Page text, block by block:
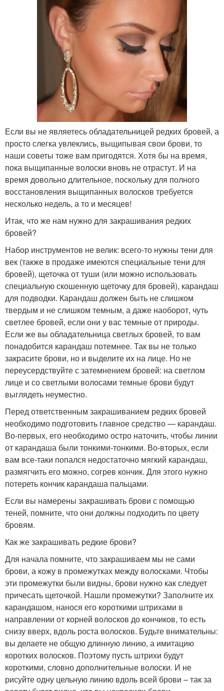
Если вы не являетесь обладательницей редких бровей, а
просто слегка увлеклись, выщипывая свои брови, то
наши советы тоже вам пригодятся. Хотя бы на время,
пока выщипанные волоски вновь не отрастут. И на
время довольно длительное, поскольку для полного
восстановления выщипанных волосков требуется
несколько недель, а то и месяцев!
Итак, что же нам нужно для закрашивания редких
бровей?
Набор инструментов не велик: всего-то нужны тени для
век (также в продаже имеются специальные тени для
бровей), щеточка от туши (или можно использовать
специальную скошенную щеточку для бровей), карандаш
для подводки. Карандаш должен быть не слишком
твердым и не слишком темным, а даже наоборот, чуть
светлее бровей, если они у вас темные от природы.
Если же вы обладательница светлых бровей, то вам
понадобится карандаш потемнее. Так вы не только
закрасите брови, но и выделите их на лице. Но не
переусердствуйте с затемнением бровей: на светлом
лице и со светлыми волосами темные брови будут
выглядеть неуместно.
Перед ответственным закрашиванием редких бровей
необходимо подготовить главное средство — карандаш.
Во-первых, его необходимо остро наточить, чтобы линии
от карандаша были тонкими-тонкими. Во-вторых, если
вам все-таки попался недостаточно мягкий карандаш,
размягчить его можно, согрев кончик. Для этого нужно
потереть кончик карандаша пальцами.
Если вы намерены закрашивать брови с помощью
теней, помните, что они должны подходить по цвету
бровям.
Как же закрашивать редкие брови?
Для начала помните, что закрашиваем мы не сами
брови, а кожу в промежутках между волосками. Чтобы
эти промежутки были видны, брови нужно как следует
причесать щеточкой. Нашли промежутки? Заполните их
карандашом, нанося его короткими штрихами в
направлении от корней волосков до кончиков, то есть
снизу вверх, вдоль роста волосков. Будьте внимательны:
вы делаете не общую длинную линию, а имитацию
коротких волосков. Поэтому пусть штрихи будут
короткими, словно дополнительные волоски. И не
рисуйте одну цельную линию вдоль всей брови – так за